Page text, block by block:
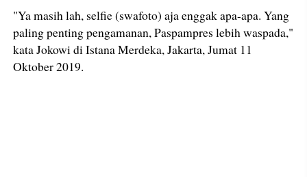
"Ya masih lah, selfie (swafoto) aja enggak apa-apa. Yang
paling penting pengamanan, Paspampres lebih waspada,"
kata Jokowi di Istana Merdeka, Jakarta, Jumat 11
Oktober 2019.